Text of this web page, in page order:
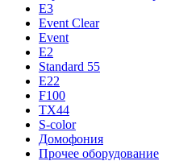
E3
Event Clear
Event
E2
Standard 55
E22
F100
TX44
S-color
Домофония
Прочее оборудование